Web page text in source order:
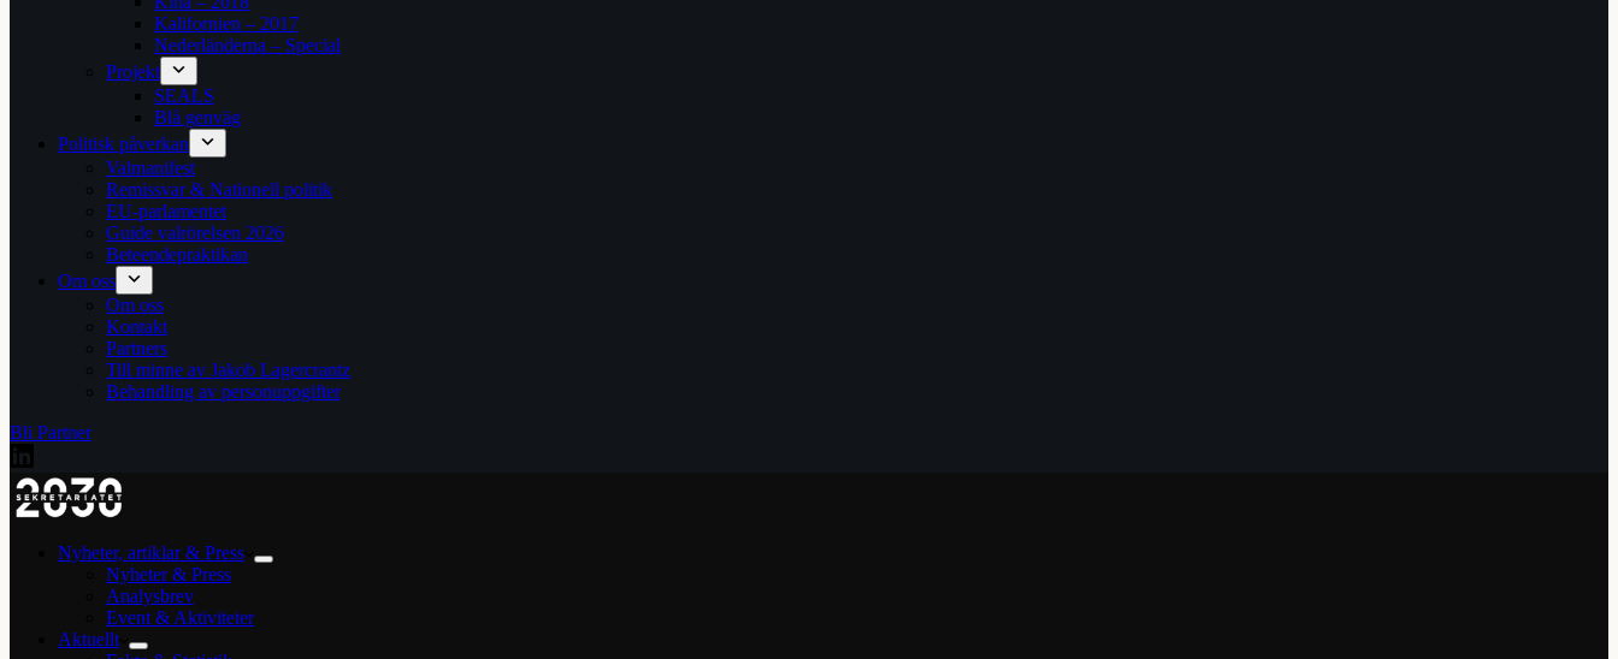
Kalifornien – 2017
Nederländerna – Special
Projekt
SEALS
Blå genväg
Politisk påverkan
Valmanifest
Remissvar & Nationell politik
EU-parlamentet
Guide valrörelsen 2026
Beteendepraktikan
Om oss
Om oss
Kontakt
Partners
Till minne av Jakob Lagercrantz
Behandling av personuppgifter
Bli Partner
Nyheter, artiklar & Press
Nyheter & Press
Analysbrev
Event & Aktiviteter
Aktuellt